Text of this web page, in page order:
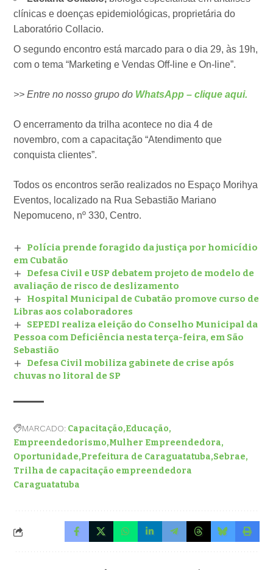
clínicas e doenças epidemiológicas, proprietária do
Laboratório Collacio.
O segundo encontro está marcado para o dia 29, às 19h,
com o tema “Marketing e Vendas Off-line e On-line”.
>> Entre no nosso grupo do WhatsApp – clique aqui.
O encerramento da trilha acontece no dia 4 de
novembro, com a capacitação “Atendimento que
conquista clientes”.
Todos os encontros serão realizados no Espaço Morihya
Eventos, localizado na Rua Sebastião Mariano
Nepomuceno, nº 330, Centro.
Polícia prende foragido da justiça por homicídio
em Cubatão
Defesa Civil e USP debatem projeto de modelo de
avaliação de risco de deslizamento
Hospital Municipal de Cubatão promove curso de
Libras aos colaboradores
SEPEDI realiza eleição do Conselho Municipal da
Pessoa com Deficiência nesta terça-feira, em São
Sebastião
Defesa Civil mobiliza gabinete de crise após
chuvas no litoral de SP
MARCADO: Capacitação Educação
Empreendedorismo Mulher Empreendedora
Oportunidade Prefeitura de Caraguatatuba Sebrae
Trilha de capacitação empreendedora
Caraguatatuba